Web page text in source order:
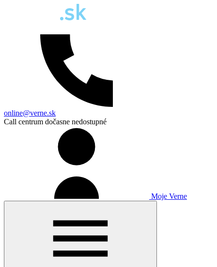
online@verne.sk
Call centrum dočasne nedostupné
Moje Verne